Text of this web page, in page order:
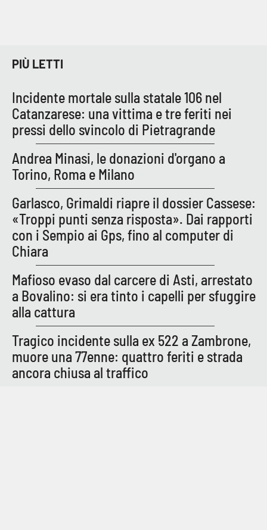
PIÙ LETTI
Incidente mortale sulla statale 106 nel
Catanzarese: una vittima e tre feriti nei
pressi dello svincolo di Pietragrande
Andrea Minasi, le donazioni d'organo a
Torino, Roma e Milano
Garlasco, Grimaldi riapre il dossier Cassese:
«Troppi punti senza risposta». Dai rapporti
con i Sempio ai Gps, fino al computer di
Chiara
Mafioso evaso dal carcere di Asti, arrestato
a Bovalino: si era tinto i capelli per sfuggire
alla cattura
Tragico incidente sulla ex 522 a Zambrone,
muore una 77enne: quattro feriti e strada
ancora chiusa al traffico